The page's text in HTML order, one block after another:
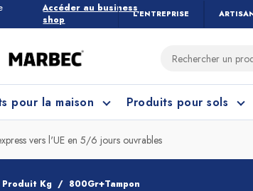
Accéder au business
shop
L’ENTREPRISE
pour la maison
produits pour la maison
Produits pour sols
devez-vous nettoyer ?
vers l'UE en 5/6 jours ouvrables
Produit Kg 800Gr+Tampon